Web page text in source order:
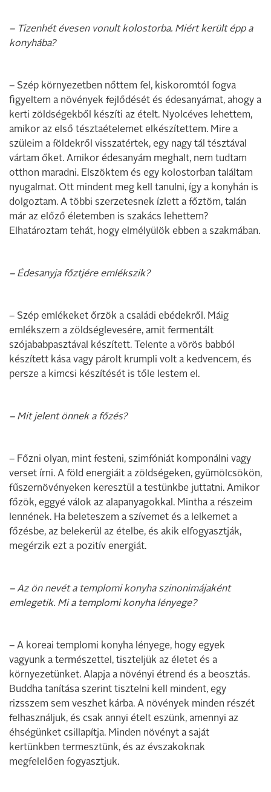
– Tizenhét évesen vonult kolostorba. Miért került épp a
konyhába?
– Szép környezetben nőttem fel, kiskoromtól fogva
figyeltem a növények fejlődését és édesanyámat, ahogy a
kerti zöldségekből készíti az ételt. Nyolcéves lehettem,
amikor az első tésztaételemet elkészítettem. Mire a
szüleim a földekről visszatértek, egy nagy tál tésztával
vártam őket. Amikor édesanyám meghalt, nem tudtam
otthon maradni. Elszöktem és egy kolostorban találtam
nyugalmat. Ott mindent meg kell tanulni, így a konyhán is
dolgoztam. A többi szerzetesnek ízlett a főztöm, talán
már az előző életemben is szakács lehettem?
Elhatároztam tehát, hogy elmélyülök ebben a szakmában.
– Édesanyja főztjére emlékszik?
– Szép emlékeket őrzök a családi ebédekről. Máig
emlékszem a zöldséglevesére, amit fermentált
szójababpasztával készített. Telente a vörös babból
készített kása vagy párolt krumpli volt a kedvencem, és
persze a kimcsi készítését is tőle lestem el.
– Mit jelent önnek a főzés?
– Főzni olyan, mint festeni, szimfóniát komponálni vagy
verset írni. A föld energiáit a zöldségeken, gyümölcsökön,
fűszernövényeken keresztül a testünkbe juttatni. Amikor
főzök, eggyé válok az alapanyagokkal. Mintha a részeim
lennének. Ha beleteszem a szívemet és a lelkemet a
főzésbe, az belekerül az ételbe, és akik elfogyasztják,
megérzik ezt a pozitív energiát.
– Az ön nevét a templomi konyha szinonimájaként
emlegetik. Mi a templomi konyha lényege?
– A koreai templomi konyha lényege, hogy egyek
vagyunk a természettel, tiszteljük az életet és a
környezetünket. Alapja a növényi étrend és a beosztás.
Buddha tanítása szerint tisztelni kell mindent, egy
rizsszem sem veszhet kárba. A növények minden részét
felhasználjuk, és csak annyi ételt eszünk, amennyi az
éhségünket csillapítja. Minden növényt a saját
kertünkben termesztünk, és az évszakoknak
megfelelően fogyasztjuk.